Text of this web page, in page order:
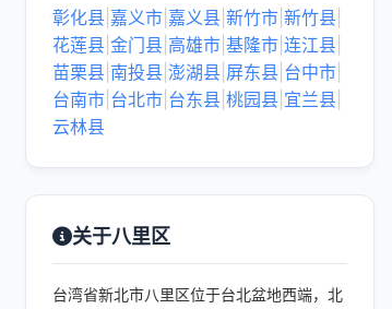
彰化县 嘉义市 嘉义县 新竹市 新竹县
花莲县 金门县 高雄市 基隆市 连江县
苗栗县 南投县 澎湖县 屏东县 台中市
台南市 台北市 台东县 桃园县 宜兰县
云林县
关于八里区
台湾省新北市八里区位于台北盆地西端，北